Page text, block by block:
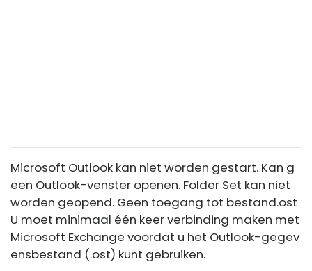
Microsoft Outlook kan niet worden gestart. Kan g
een Outlook-venster openen. Folder Set kan niet
worden geopend. Geen toegang tot bestand.ost
U moet minimaal één keer verbinding maken met
Microsoft Exchange voordat u het Outlook-gegev
ensbestand (.ost) kunt gebruiken.